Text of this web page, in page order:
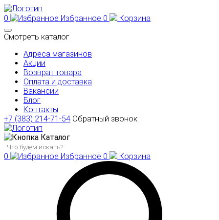
0 Избранное 0
Корзина
Смотреть каталог
Адреса магазинов
Акции
Возврат товара
Оплата и доставка
Вакансии
Блог
Контакты
+7 (383) 214-71-54 Обратный звонок
Каталог
0 Избранное 0 Корзина